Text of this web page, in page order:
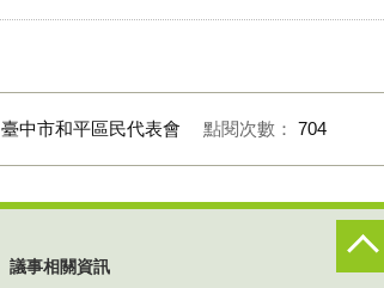
臺中市和平區民代表會 點閱次數： 704
議事相關資訊